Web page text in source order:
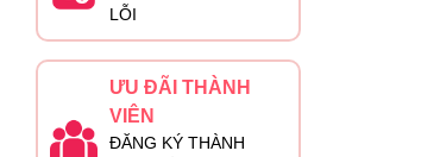
LỖI
ƯU ĐÃI THÀNH
VIÊN
ĐĂNG KÝ THÀNH